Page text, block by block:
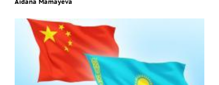
Aidana Mamayeva